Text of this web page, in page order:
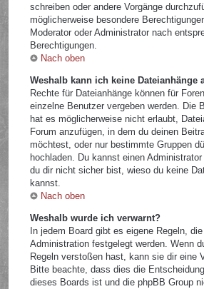
schreiben oder andere Vorgänge
möglicherweise besondere
Moderator oder Administrator nach
Berechtigungen.
Nach oben
Weshalb kann ich keine Dateianhänge
Rechte für Dateianhänge können für
einzelne Benutzer vergeben werden. Die
hat es möglicherweise nicht erlaubt,
Forum anzufügen, in dem du deinen
möchtest, oder nur bestimmte Gruppen
hochladen. Du kannst einen
du dir nicht sicher bist, wieso du keine
kannst.
Nach oben
Weshalb wurde ich verwarnt?
In jedem Board gibt es eigene Regeln,
Administration festgelegt werden. Wenn
Regeln verstoßen hast, kann sie dir eine
Bitte beachte, dass dies die
dieses Boards ist und die phpBB Group